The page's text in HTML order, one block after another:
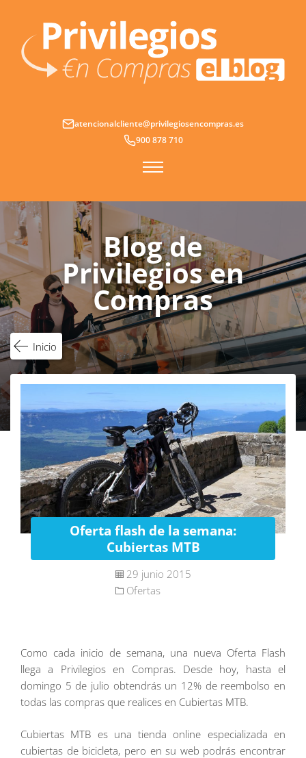
contenido
atencionalcliente@privilegiosencompras.es
900 878 710
Blog de
Privilegios en
Compras
Inicio
Oferta flash de la semana:
Cubiertas MTB
29 junio 2015
Ofertas
Como cada inicio de semana, una nueva Oferta Flash
llega a Privilegios en Compras. Desde hoy, hasta el
domingo 5 de julio obtendrás un 12% de reembolso en
todas las compras que realices en Cubiertas MTB.
Cubiertas MTB es una tienda online especializada en
cubiertas de bicicleta, pero en su web podrás encontrar